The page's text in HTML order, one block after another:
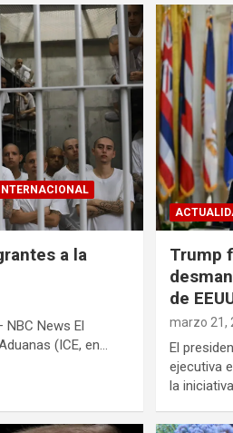
a la
NBC News El
(ICE, en…
Trump
de
marzo 21,
El
ejecutiva
la